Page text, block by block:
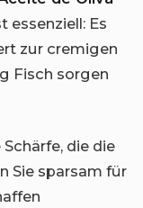
essenziell: Es
zur cremigen
Fisch sorgen
die die
Sie sparsam für